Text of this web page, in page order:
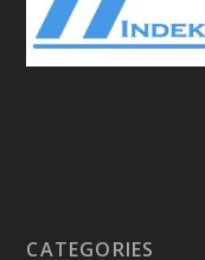
CATEGORIES